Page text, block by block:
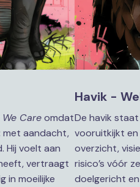
We Care omdat
met aandacht,
Hij voelt aan
vertraagt
in moeilijke
Havik -
De havik
vooruitkijkt
overzicht,
risico’s vóór
doelgericht